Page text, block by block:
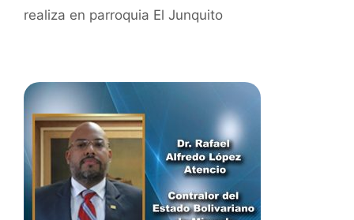
realiza en parroquia El Junquito